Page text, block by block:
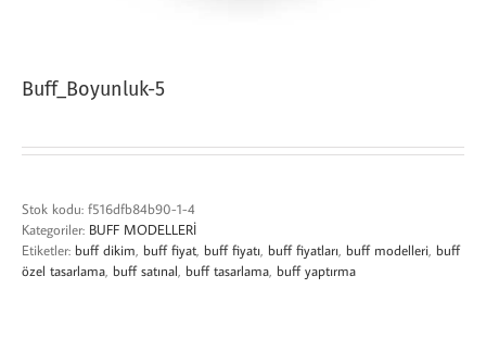
Buff_Boyunluk-5
Stok kodu: f516dfb84b90-1-4
Kategoriler: BUFF MODELLERİ
Etiketler: buff dikim buff fiyat buff fiyatı buff fiyatları buff modelleri buff
özel tasarlama buff satınal buff tasarlama buff yaptırma